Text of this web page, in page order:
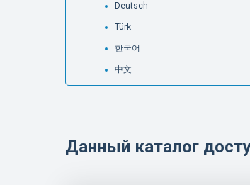
Deutsch
Türk
한국어
中文
Данный каталог